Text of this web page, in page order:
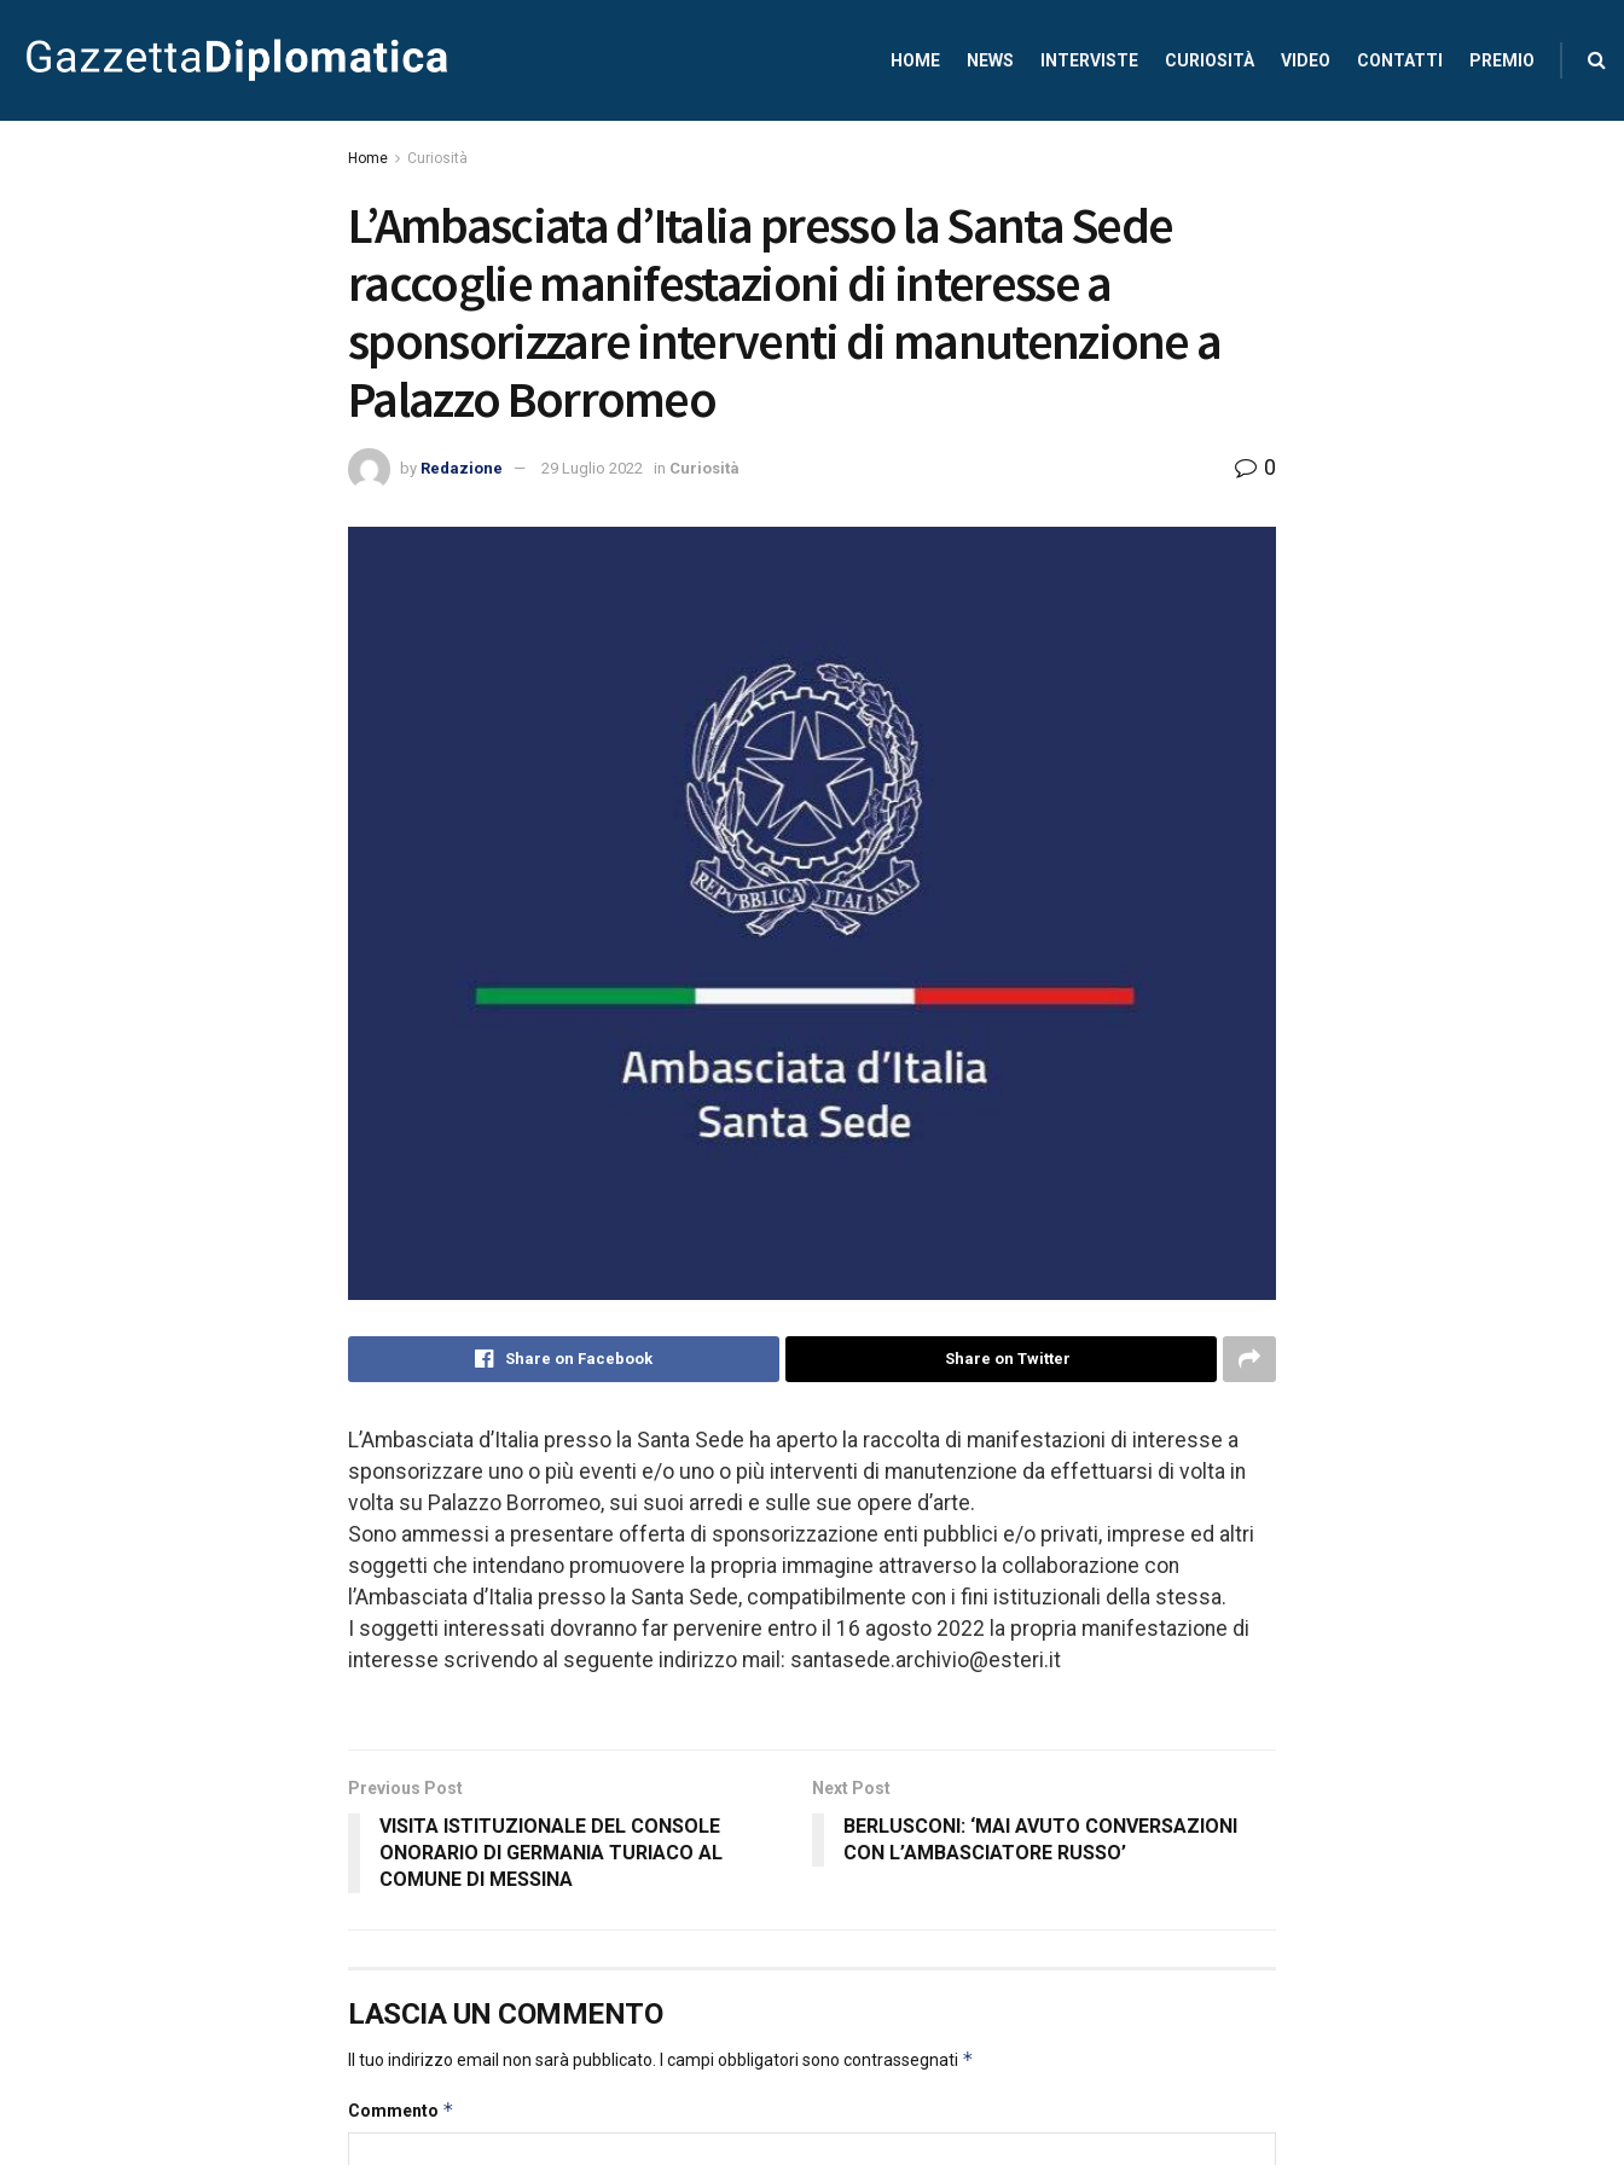
HOME NEWS INTERVISTE CURIOSITÀ VIDEO CONTATTI PREMIO
Home Curiosità
L’Ambasciata d’Italia presso la Santa Sede
raccoglie manifestazioni di interesse a
sponsorizzare interventi di manutenzione a
Palazzo Borromeo
by Redazione 29 Luglio 2022 in Curiosità 0
Share on Facebook Share on Twitter
L’Ambasciata d’Italia presso la Santa Sede ha aperto la raccolta di manifestazioni di interesse a
sponsorizzare uno o più eventi e/o uno o più interventi di manutenzione da effettuarsi di volta in
volta su Palazzo Borromeo, sui suoi arredi e sulle sue opere d’arte.
Sono ammessi a presentare offerta di sponsorizzazione enti pubblici e/o privati, imprese ed altri
soggetti che intendano promuovere la propria immagine attraverso la collaborazione con
l’Ambasciata d’Italia presso la Santa Sede, compatibilmente con i fini istituzionali della stessa.
I soggetti interessati dovranno far pervenire entro il 16 agosto 2022 la propria manifestazione di
interesse scrivendo al seguente indirizzo mail: santasede.archivio@esteri.it
Previous Post
VISITA ISTITUZIONALE DEL CONSOLE
ONORARIO DI GERMANIA TURIACO AL
COMUNE DI MESSINA
Next Post
BERLUSCONI: ‘MAI AVUTO CONVERSAZIONI
CON L’AMBASCIATORE RUSSO’
LASCIA UN COMMENTO
Il tuo indirizzo email non sarà pubblicato. I campi obbligatori sono contrassegnati *
Commento *